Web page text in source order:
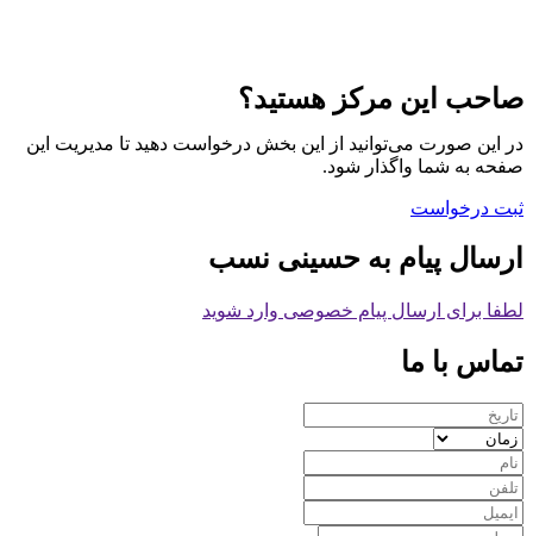
صاحب این مرکز هستید؟
در این صورت می‌توانید از این بخش درخواست دهید تا مدیریت این
صفحه به شما واگذار شود.
ثبت درخواست
ارسال پیام به حسینی نسب
لطفا برای ارسال پیام خصوصی وارد شوید
تماس با ما